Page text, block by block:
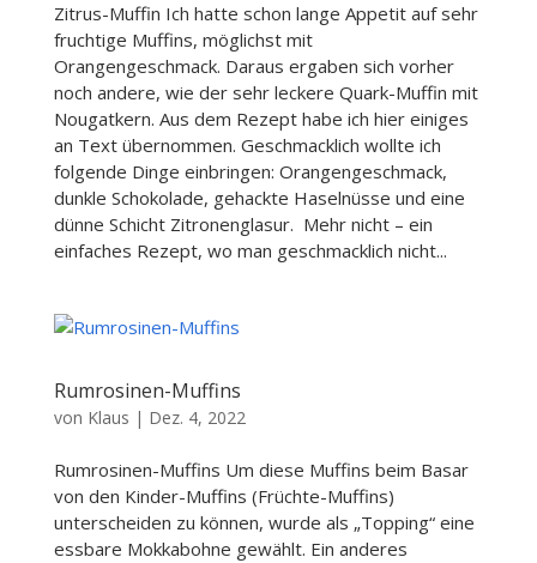
Zitrus-Muffin Ich hatte schon lange Appetit auf sehr
fruchtige Muffins, möglichst mit
Orangengeschmack. Daraus ergaben sich vorher
noch andere, wie der sehr leckere Quark-Muffin mit
Nougatkern. Aus dem Rezept habe ich hier einiges
an Text übernommen. Geschmacklich wollte ich
folgende Dinge einbringen: Orangengeschmack,
dunkle Schokolade, gehackte Haselnüsse und eine
dünne Schicht Zitronenglasur. Mehr nicht – ein
einfaches Rezept, wo man geschmacklich nicht...
Rumrosinen-Muffins
von Klaus | Dez. 4, 2022
Rumrosinen-Muffins Um diese Muffins beim Basar
von den Kinder-Muffins (Früchte-Muffins)
unterscheiden zu können, wurde als „Topping“ eine
essbare Mokkabohne gewählt. Ein anderes